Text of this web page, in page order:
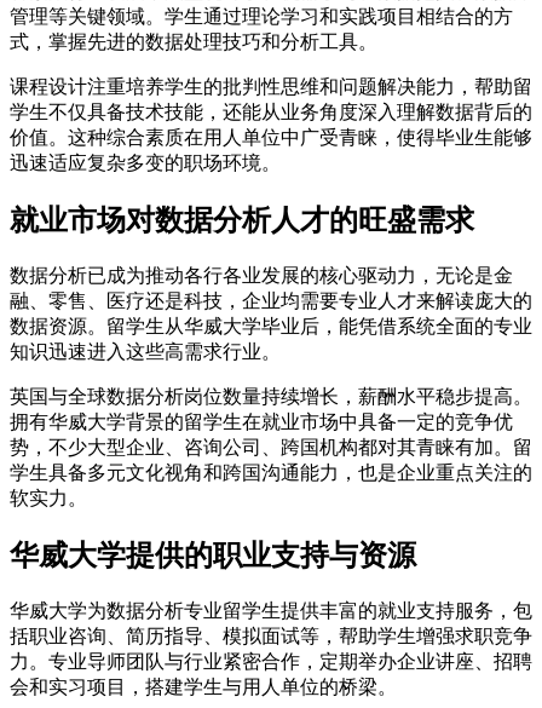
管理等关键领域。学生通过理论学习和实践项目相结合的方
式，掌握先进的数据处理技巧和分析工具。
课程设计注重培养学生的批判性思维和问题解决能力，帮助留
学生不仅具备技术技能，还能从业务角度深入理解数据背后的
价值。这种综合素质在用人单位中广受青睐，使得毕业生能够
迅速适应复杂多变的职场环境。
就业市场对数据分析人才的旺盛需求
数据分析已成为推动各行各业发展的核心驱动力，无论是金
融、零售、医疗还是科技，企业均需要专业人才来解读庞大的
数据资源。留学生从华威大学毕业后，能凭借系统全面的专业
知识迅速进入这些高需求行业。
英国与全球数据分析岗位数量持续增长，薪酬水平稳步提高。
拥有华威大学背景的留学生在就业市场中具备一定的竞争优
势，不少大型企业、咨询公司、跨国机构都对其青睐有加。留
学生具备多元文化视角和跨国沟通能力，也是企业重点关注的
软实力。
华威大学提供的职业支持与资源
华威大学为数据分析专业留学生提供丰富的就业支持服务，包
括职业咨询、简历指导、模拟面试等，帮助学生增强求职竞争
力。专业导师团队与行业紧密合作，定期举办企业讲座、招聘
会和实习项目，搭建学生与用人单位的桥梁。